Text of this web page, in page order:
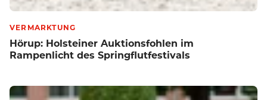
VERMARKTUNG
Hörup: Holsteiner Auktionsfohlen im
Rampenlicht des Springflutfestivals